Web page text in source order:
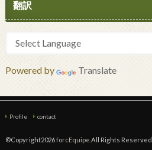
翻訳
Powered by Translate
Profile contact
©Copyright2026forcEquipe .All Rights Reserved.